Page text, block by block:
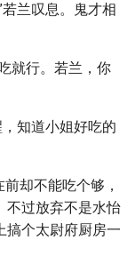
兰叹息。鬼才相
就行。若兰，你
知道小姐好吃的
却不能吃个够，
不过放弃不是水怡
搞个太尉府厨房一